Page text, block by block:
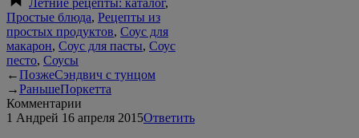
Простые блюда, Рецепты из
простых продуктов, Соус для
макарон, Соус для пасты, Соус
песто, Соусы
←ПозжеСэндвич с тунцом
→РаньшеПоркетта
Комментарии
1 Андрей 16 апреля 2015Ответить